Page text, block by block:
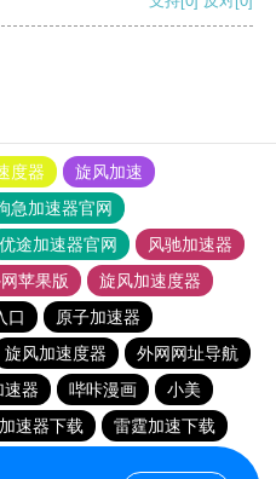
度器
旋风加速
急加速器官网
优途加速器官网
风驰加速器
苹果版
旋风加速度器
口
原子加速器
旋风加速度器
外网网址导航
速器 哔咔漫画
小美
速器下载
雷霆加速下载